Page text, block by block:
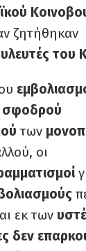
ζητήθηκαν
του
σφοδρού
των
οι
εκ των
δεν